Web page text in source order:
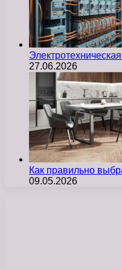
27.06.2026
Как правильно
09.05.2026